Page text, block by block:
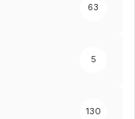
63
5
130